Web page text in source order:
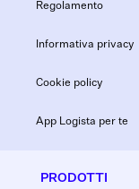
Regolamento
Informativa privacy
Cookie policy
App Logista per te
PRODOTTI